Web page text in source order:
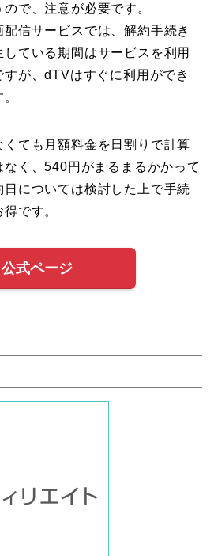
で、注意が必要です。
信サービスでは、解約手続き
ている期間はサービスを利用
が、dTVはすぐに利用ができ
くても月額料金を日割りで計算
なく、540円がまるまるかかって
日については検討した上で手続
です。
公式ページ